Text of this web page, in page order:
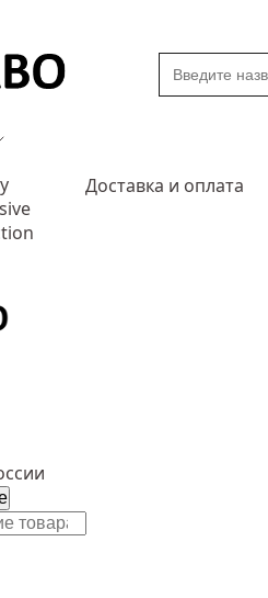
Доставка и оплата